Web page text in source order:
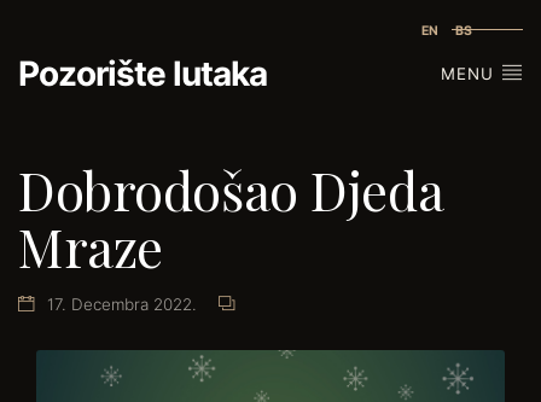
EN BS
Pozorište lutaka MENU
Dobrodošao Djeda
Mraze
17. Decembra 2022.